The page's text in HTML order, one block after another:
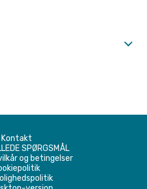
Kontakt
SPØRGSMÅL
og betingelser